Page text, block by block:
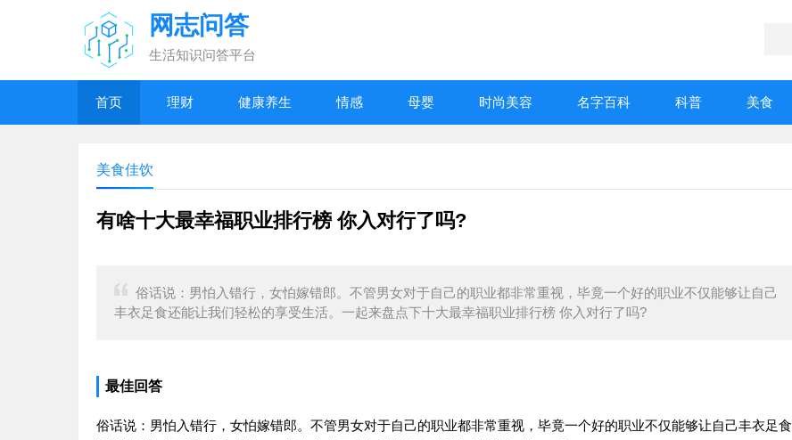
网志问答
生活知识问答平台
首页 理财 健康养生 情感 母婴 时尚美容 名字百科 科普 美食
美食佳饮
有啥十大最幸福职业排行榜 你入对行了吗?
俗话说：男怕入错行，女怕嫁错郎。不管男女对于自己的职业都非常重视，毕竟一个好的职业不仅能够让自己
丰衣足食还能让我们轻松的享受生活。一起来盘点下十大最幸福职业排行榜 你入对行了吗?
最佳回答
俗话说：男怕入错行，女怕嫁错郎。不管男女对于自己的职业都非常重视，毕竟一个好的职业不仅能够让自己丰衣足食